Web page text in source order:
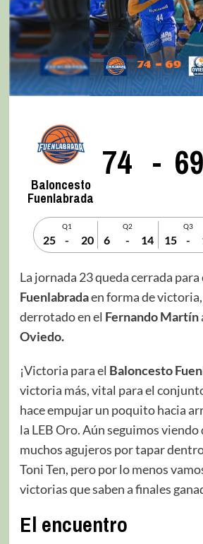
Baloncesto
Fuenlabrada
74 - 69
Q1
25 - 20
Q2
6 - 14
Q3
15 -
La jornada 23 queda cerrada para
Fuenlabradaen forma de
derrotado en el Fernando Martín
Oviedo.
¡Victoria para el Baloncesto
victoria más, vital para el
hace empujar un poquito hacia
la LEB Oro. Aún seguimos viendo
muchos agujeros por tapar
Toni Ten, pero por lo menos
victorias que saben a finales
El encuentro